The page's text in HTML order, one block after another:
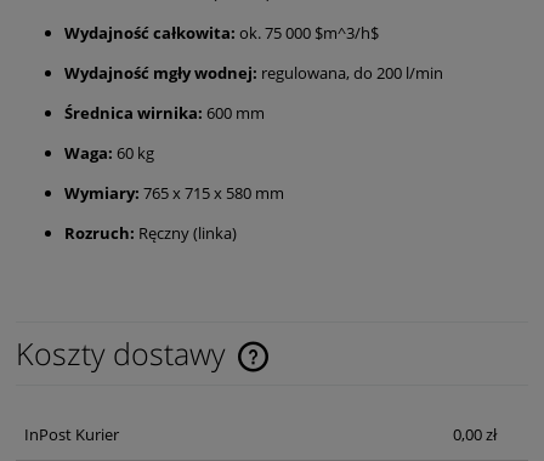
Wydajność całkowita: ok. 75 000 $m^3/h$
Wydajność mgły wodnej: regulowana, do 200 l/min
Średnica wirnika: 600 mm
Waga: 60 kg
Wymiary: 765 x 715 x 580 mm
Rozruch: Ręczny (linka)
Koszty dostawy
Cena nie zawiera ewentualnych kosztów płatności
InPost Kurier 0,00 zł